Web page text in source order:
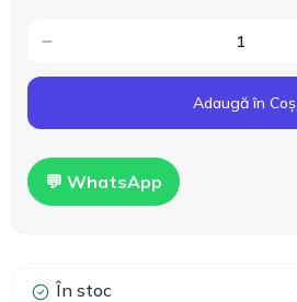
Adaugă în Coș
💬 WhatsApp
În stoc